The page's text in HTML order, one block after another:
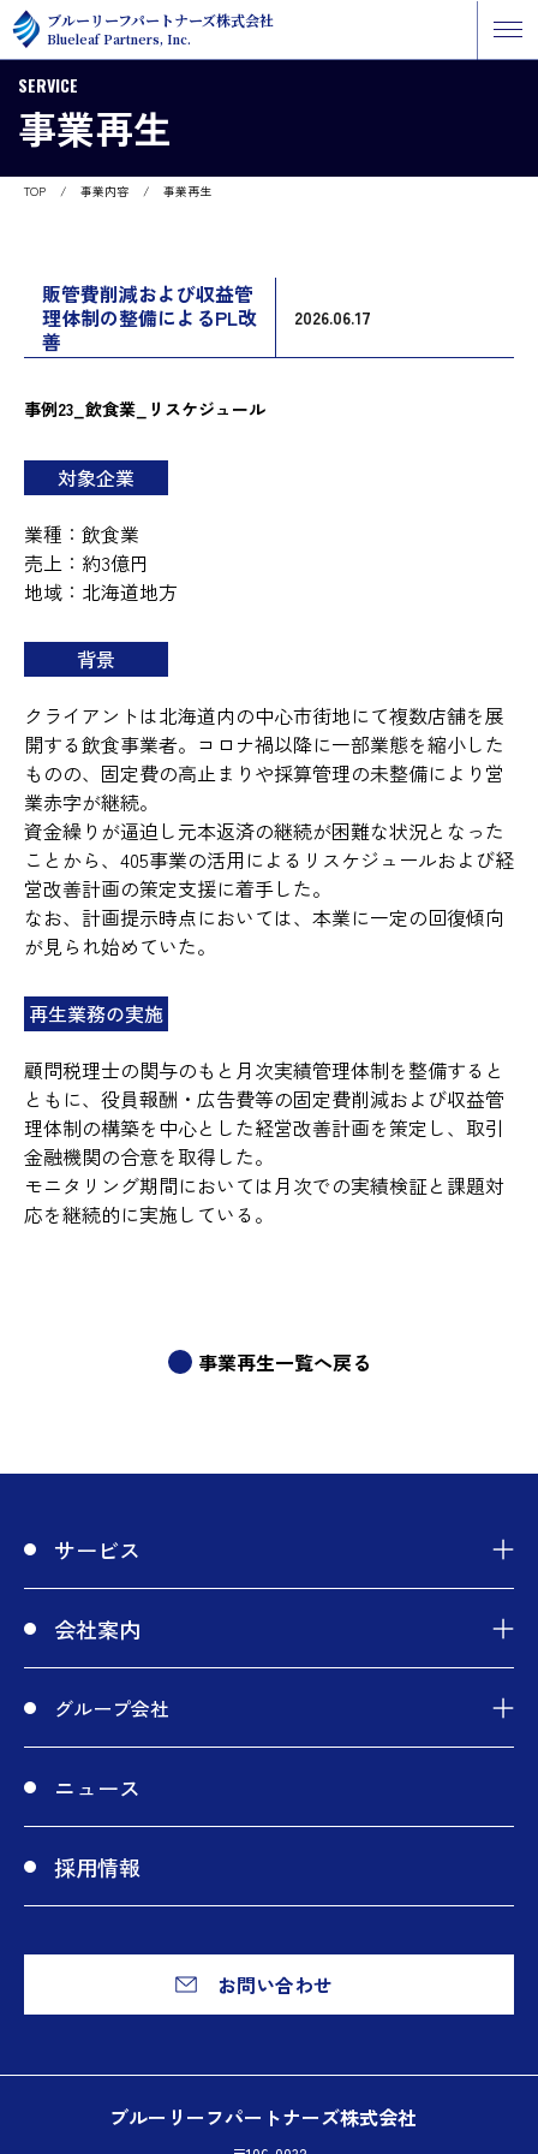
ブルーリーフパートナーズ株式会社
Blueleaf Partners, Inc.
SERVICE
事業再生
TOP / 事業内容 / 事業再生
販管費削減および収益管
理体制の整備によるPL改
善
2026.06.17
事例23_飲食業_リスケジュール
対象企業
業種：飲食業
売上：約3億円
地域：北海道地方
背景
クライアントは北海道内の中心市街地にて複数店舗を展
開する飲食事業者。コロナ禍以降に一部業態を縮小した
ものの、固定費の高止まりや採算管理の未整備により営
業赤字が継続。
資金繰りが逼迫し元本返済の継続が困難な状況となった
ことから、405事業の活用によるリスケジュールおよび経
営改善計画の策定支援に着手した。
なお、計画提示時点においては、本業に一定の回復傾向
が見られ始めていた。
再生業務の実施
顧問税理士の関与のもと月次実績管理体制を整備すると
ともに、役員報酬・広告費等の固定費削減および収益管
理体制の構築を中心とした経営改善計画を策定し、取引
金融機関の合意を取得した。
モニタリング期間においては月次での実績検証と課題対
応を継続的に実施している。
事業再生一覧へ戻る
サービス
会社案内
グループ会社
ニュース
採用情報
お問い合わせ
ブルーリーフパートナーズ株式会社